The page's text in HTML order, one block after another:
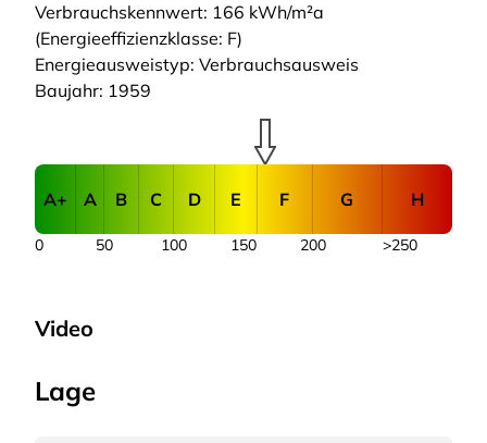
Verbrauchskennwert: 166 kWh/m²a
(Energieeffizienzklasse: F)
Energieausweistyp: Verbrauchsausweis
Baujahr: 1959
A+ A B C D E F G H
50 100 150 200
0 >250
Video
Lage